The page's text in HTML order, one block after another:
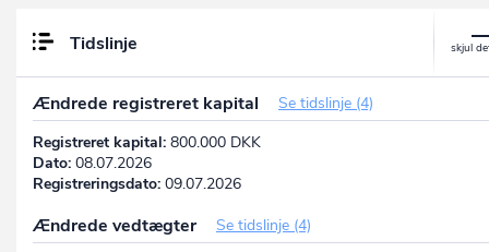
Tidslinje
Ændrede registreret kapital
Se tidslinje (4)
Registreret kapital: 800.000 DKK
Dato: 08.07.2026
Registreringsdato: 09.07.2026
Ændrede vedtægter
Se tidslinje (4)